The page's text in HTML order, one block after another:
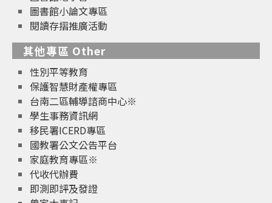
圖書館小論文專區
閱讀存摺推廣活動
其他專區 Other
性別平等教育
保護智慧財產權專區
台南二區輔導諮商中心※
學生事務資訊網
移民署ICERD專區
國教署公文公告平台
家庭教育專區※
代收代辦費
即測即評及發證